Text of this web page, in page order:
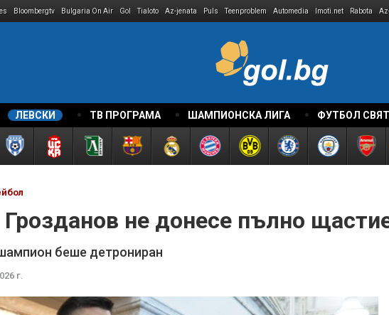
Bloombergtv Bulgaria On Air Gol Tialoto Az-jenata Puls Teenproblem Automedia Imoti.net Rabota
ЛЕВСКИ ТВ ПРОГРАМА ШАМПИОНСКА ЛИГА ФУТБОЛ СВЯТ
не донесе пълно
беше детрониран
г.